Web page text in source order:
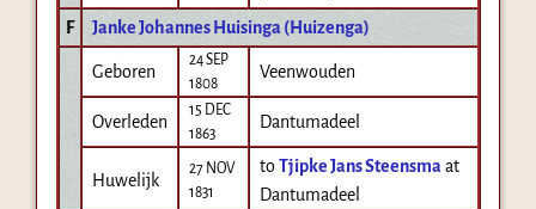
F
Janke Johannes Huisinga (Huizenga)
Geboren
24 SEP
1808
Veenwouden
Overleden
15 DEC
1863
Dantumadeel
Huwelijk
27 NOV
1831
toTjipke Jans Steensma at
Dantumadeel